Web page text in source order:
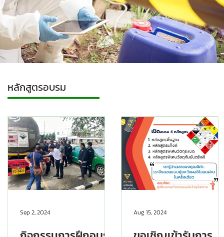
Sep 2, 2024 Aug 15, 2024
หลักสูตรอบรม